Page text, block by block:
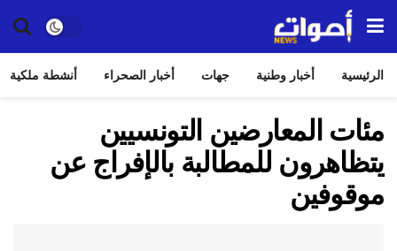
الرئيسية أخبار وطنية جهات أخبار الصحراء أنشطة ملكية
مئات المعارضين التونسيين
يتظاهرون للمطالبة بالإفراج عن
موقوفين